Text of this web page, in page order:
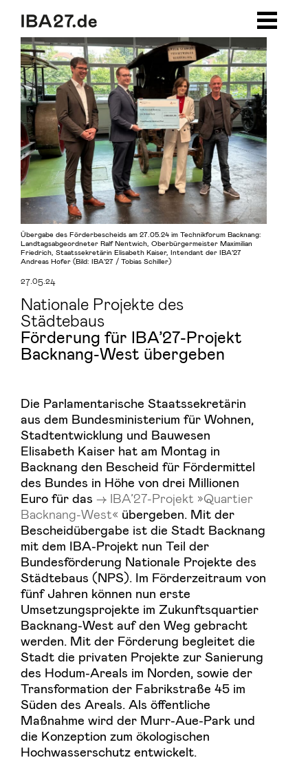
27.05.24
Förderung für IBA’27-Projekt
Backnang-West übergeben
Nationale Projekte des
Städtebaus
Die Parlamentarische Staatssekretärin
aus dem Bundesministerium für Wohnen,
Stadtentwicklung und Bauwesen
Elisabeth Kaiser hat am Montag in
Backnang den Bescheid für Fördermittel
des Bundes in Höhe von drei Millionen
Euro für das
IBA’27-Projekt »Quartier
Backnang-West« übergeben. Mit der
Bescheidübergabe ist die Stadt Backnang
mit dem IBA-Projekt nun Teil der
Bundesförderung Nationale Projekte des
Städtebaus (NPS). Im Förderzeitraum von
fünf Jahren können nun erste
Umsetzungsprojekte im Zukunftsquartier
Backnang-West auf den Weg gebracht
werden. Mit der Förderung begleitet die
Stadt die privaten Projekte zur Sanierung
des Hodum-Areals im Norden, sowie der
Transformation der Fabrikstraße 45 im
Süden des Areals. Als öffentliche
Maßnahme wird der Murr-Aue-Park und
die Konzeption zum ökologischen
Hochwasserschutz entwickelt.
Übergabe des Förderbescheids am 27.05.24 im Technikforum Backnang:
Landtagsabgeordneter Ralf Nentwich, Oberbürgermeister Maximilian
Friedrich, Staatssekretärin Elisabeth Kaiser, Intendant der IBA’27
Andreas Hofer (Bild: IBA’27 / Tobias Schiller)